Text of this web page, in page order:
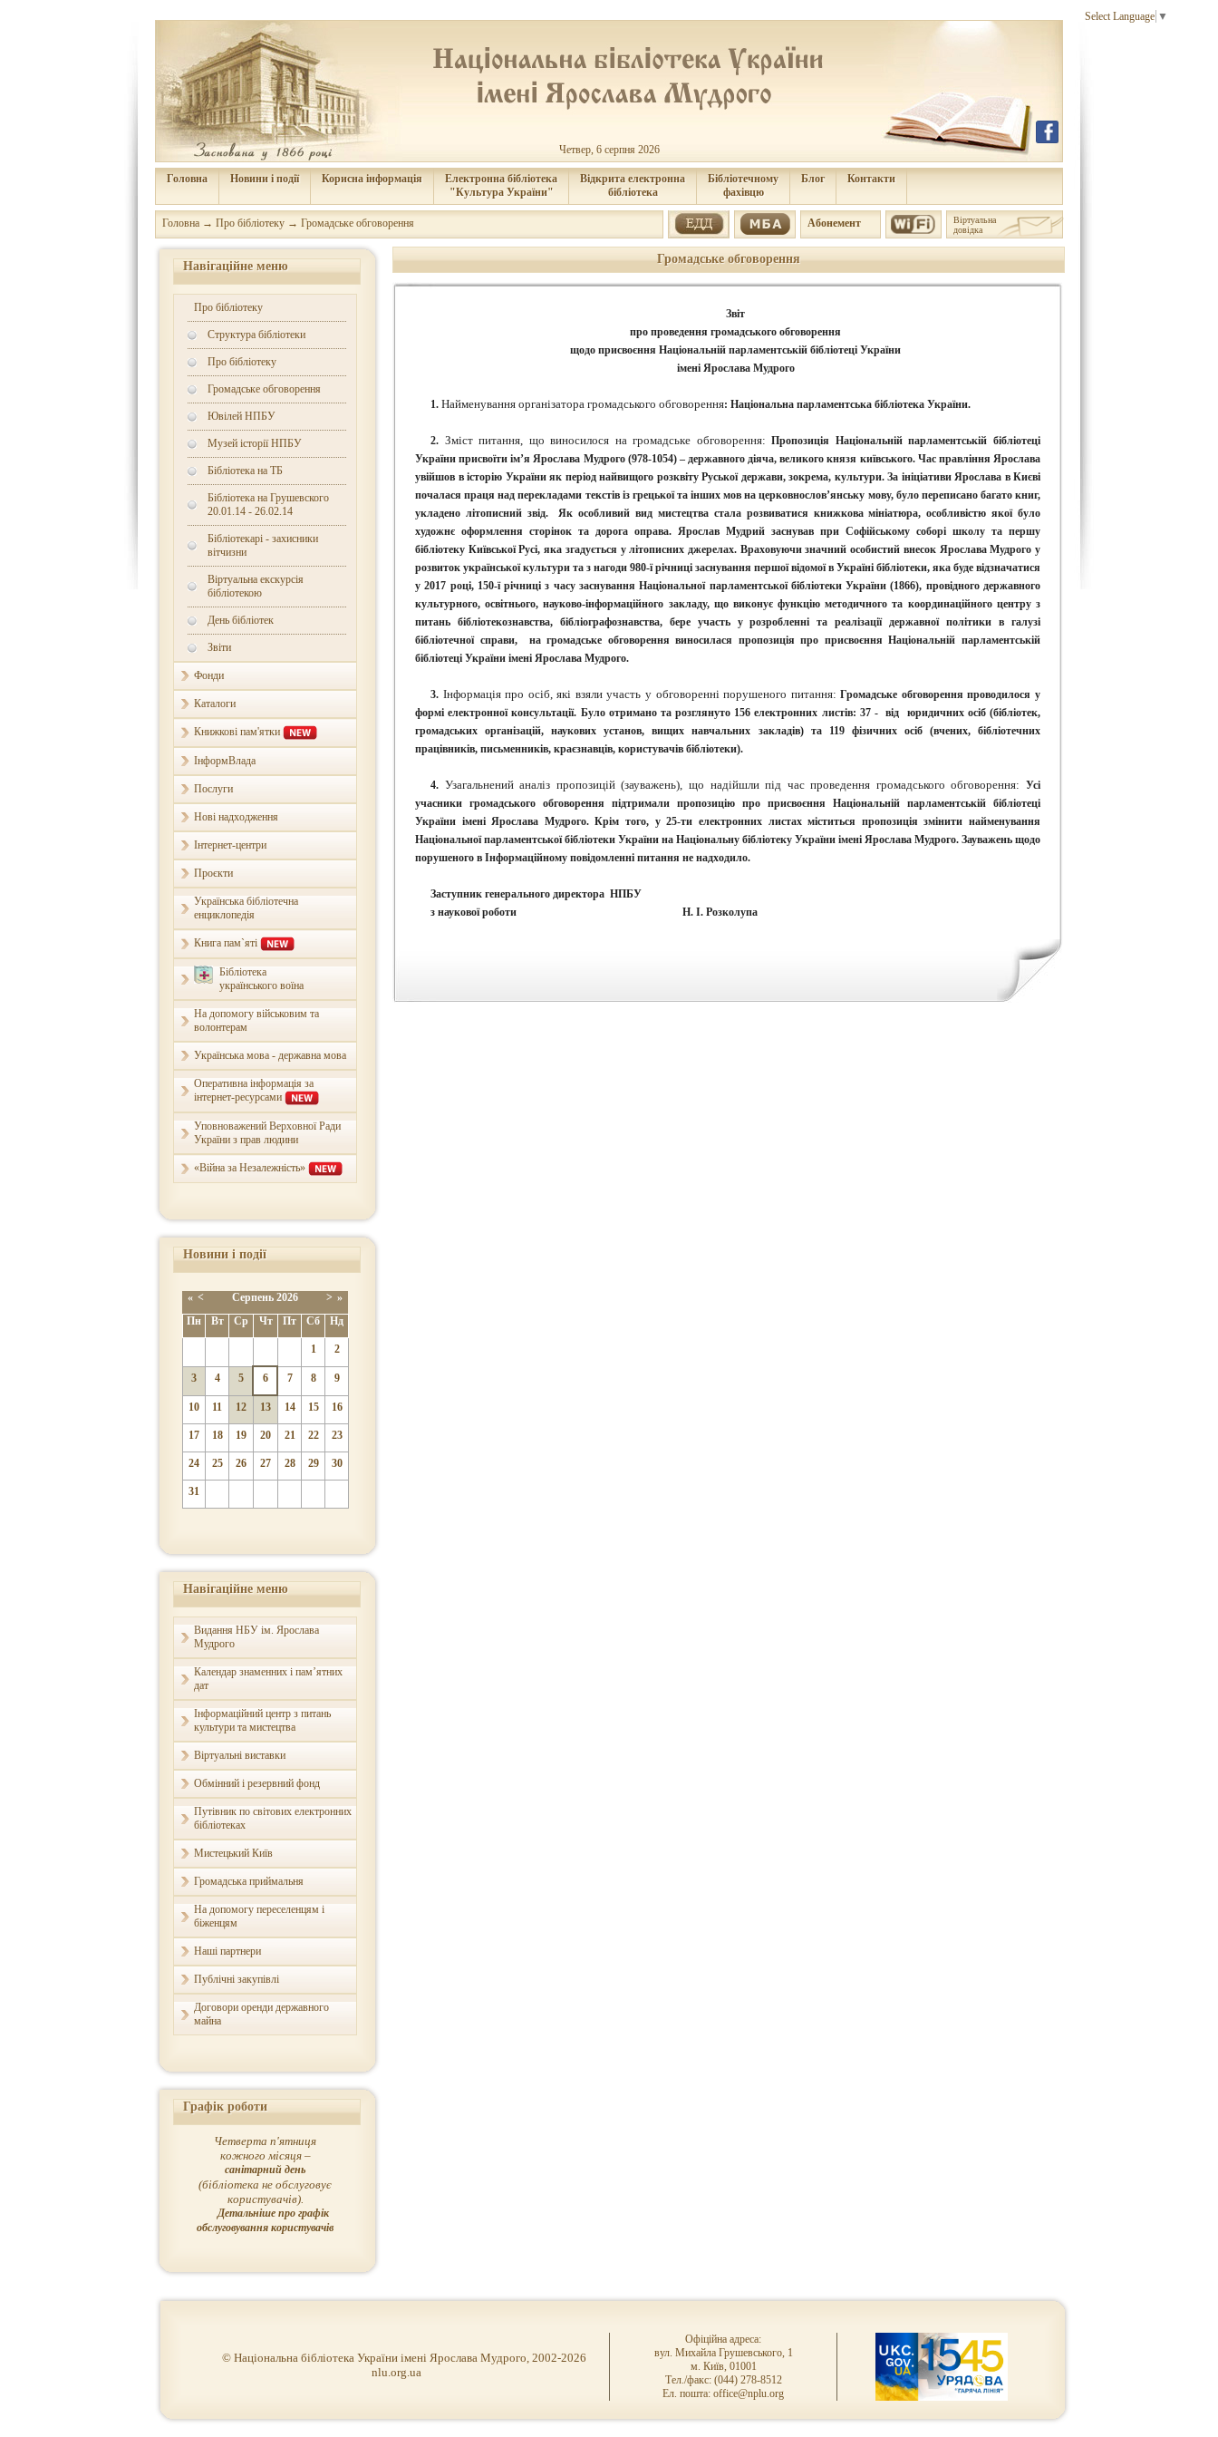
Select Language ▼
Четвер, 6 серпня 2026
Головна Новини і події Корисна інформація
Електронна бібліотека
"Культура України"
Відкрита електронна
бібліотека
Бібліотечному
фахівцю
Блог Контакти
Головна → Про бібліотеку → Громадське обговорення Aбонемент
Віртуальна
довідка
Навігаційне меню
Про бібліотеку
Структура бібліотеки
Про бібліотеку
Громадське обговорення
Ювілей НПБУ
Музей історії НПБУ
Бібліотека на ТБ
Бібліотека на Грушевского
20.01.14 - 26.02.14
Бібліотекарі - захисники
вітчизни
Віртуальна екскурсія
бібліотекою
День бібліотек
Звіти
Фонди
Каталоги
Книжкові пам'ятки
ІнформВлада
Послуги
Нові надходження
Інтернет-центри
Проєкти
Українська бібліотечна
енциклопедія
Книга пам`яті
Бібліотека
українського воїна
На допомогу військовим та
волонтерам
Українська мова - державна мова
Оперативна інформація за
інтернет-ресурсами
Уповноважений Верховної Ради
України з прав людини
«Війна за Незалежність»
Новини і події
« < Серпень2026 > »
Пн
Вт Ср Чт Пт Сб Нд
1 2
3 4 5 6 7 8 9
10 11 12 13 14 15 16
17 18 19 20 21 22 23
24 25 26 27 28 29 30
31
Навігаційне меню
Видання НБУ ім. Ярослава
Мудрого
Календар знаменних і пам’ятних
дат
Інформаційний центр з питань
культури та мистецтва
Віртуальні виставки
Обмінний і резервний фонд
Путівник по світових електронних
бібліотеках
Мистецький Київ
Громадська приймальня
На допомогу переселенцям і
біженцям
Наші партнери
Публічні закупівлі
Договори оренди державного
майна
Графік роботи
Четверта п'ятниця
кожного місяця –
санітарний день
(бібліотека не обслуговує
користувачів).
Детальніше про графік
обслуговування користувачів
Громадське обговорення
Звіт
про проведення громадського обговорення
щодо присвоєння Національній парламентській бібліотеці України
імені Ярослава Мудрого
1. Найменування організатора громадського обговорення: Національна парламентська бібліотека України.
2. Зміст питання, що виносилося на громадське обговорення: Пропозиція Національній парламентській бібліотеці
України присвоїти ім’я Ярослава Мудрого (978-1054) – державного діяча, великого князя київського. Час правління Ярослава
увійшов в історію України як період найвищого розквіту Руської держави, зокрема, культури. За ініціативи Ярослава в Києві
почалася праця над перекладами текстів із грецької та інших мов на церковнослов’янську мову, було переписано багато книг,
укладено літописний звід. Як особливий вид мистецтва стала розвиватися книжкова мініатюра, особливістю якої було
художнє оформлення сторінок та дорога оправа. Ярослав Мудрий заснував при Софійському соборі школу та першу
бібліотеку Київської Русі, яка згадується у літописних джерелах. Враховуючи значний особистий внесок Ярослава Мудрого у
розвиток української культури та з нагоди 980-ї річниці заснування першої відомої в Україні бібліотеки, яка буде відзначатися
у 2017 році, 150-ї річниці з часу заснування Національної парламентської бібліотеки України (1866), провідного державного
культурного, освітнього, науково-інформаційного закладу, що виконує функцію методичного та координаційного центру з
питань бібліотекознавства, бібліографознавства, бере участь у розробленні та реалізації державної політики в галузі
бібліотечної справи, на громадське обговорення виносилася пропозиція про присвоєння Національній парламентській
бібліотеці України імені Ярослава Мудрого.
3. Інформація про осіб, які взяли участь у обговоренні порушеного питання: Громадське обговорення проводилося у
формі електронної консультації. Було отримано та розглянуто 156 електронних листів: 37 - від юридичних осіб (бібліотек,
громадських організацій, наукових установ, вищих навчальних закладів) та 119 фізичних осіб (вчених, бібліотечних
працівників, письменників, краєзнавців, користувачів бібліотеки).
4. Узагальнений аналіз пропозицій (зауважень), що надійшли під час проведення громадського обговорення: Усі
учасники громадського обговорення підтримали пропозицію про присвоєння Національній парламентській бібліотеці
України імені Ярослава Мудрого. Крім того, у 25-ти електронних листах міститься пропозиція змінити найменування
Національної парламентської бібліотеки України на Національну бібліотеку України імені Ярослава Мудрого. Зауважень щодо
порушеного в Інформаційному повідомленні питання не надходило.
Заступник генерального директора НПБУ
з наукової роботи Н. І. Розколупа
© Національна бібліотека України імені Ярослава Мудрого, 2002-2026
nlu.org.ua
Офіційна адреса:
вул. Михайла Грушевського, 1
м. Київ, 01001
Тел./факс: (044) 278-8512
Ел. пошта: office@nplu.org